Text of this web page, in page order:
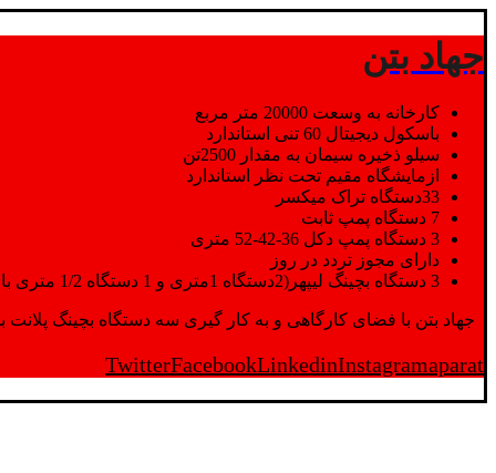
جهاد بتن
کارخانه به وسعت 20000 متر مربع
باسکول دیجیتال 60 تنی استاندارد
سیلو ذخیره سیمان به مقدار 2500تن
ازمایشگاه مقیم تحت نظر استاندارد
33دستگاه تراک میکسر
7 دستگاه پمپ ثابت
3 دستگاه پمپ دکل 36-42-52 متری
دارای مجوز تردد در روز
3 دستگاه بچینگ لیپهر(2دستگاه 1متری و 1 دستگاه 1/2 متری با توان تولید 150 متر مکعب در ساعت)
جهاد بتن با فضای کارگاهی و به کار گیری سه دستگاه بچینگ پلانت با ظرفیت 2500 تن در کنار پرسنل متخصص و پر تلاش واحدهای تولید و ازمایشگاه,بتن با کیفیت را برای واحد
TwitterFacebookLinkedinInstagramaparat